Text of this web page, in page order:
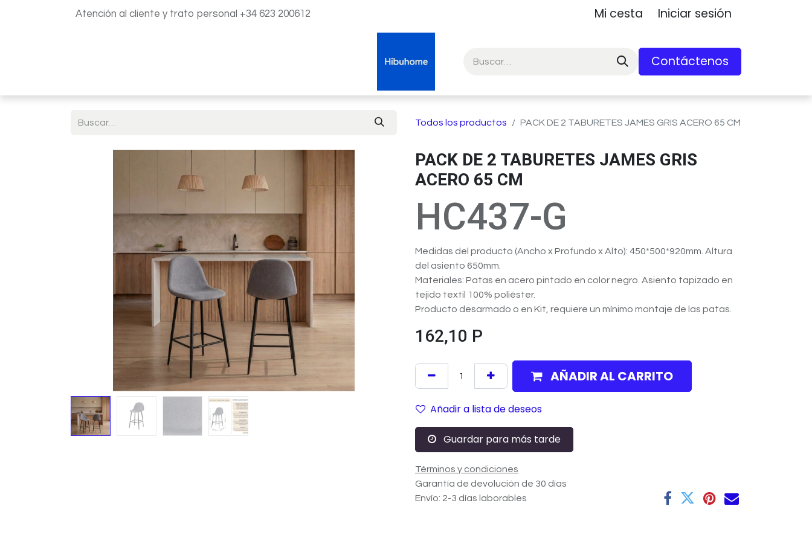
Atención al cliente y trato personal +34 623 200612 Mi cesta Iniciar sesión
Contáctenos
Todos los productos PACK DE 2 TABURETES JAMES GRIS ACERO 65 CM
PACK DE 2 TABURETES JAMES GRIS
ACERO 65 CM
HC437-G
Medidas del producto (Ancho x Profundo x Alto): 450*500*920mm. Altura
del asiento 650mm.
Materiales: Patas en acero pintado en color negro. Asiento tapizado en
tejido textil 100% poliéster.
Producto desarmado o en Kit, requiere un mínimo montaje de las patas.
162,10 P
AÑADIR AL CARRITO
Añadir a lista de deseos
Guardar para más tarde
Términos y condiciones
Garantía de devolución de 30 días
Envío: 2-3 días laborables